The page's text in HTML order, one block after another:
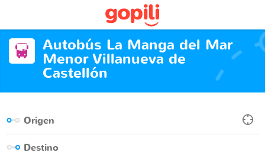
Autobús La Manga del Mar
Menor Villanueva de
Castellón